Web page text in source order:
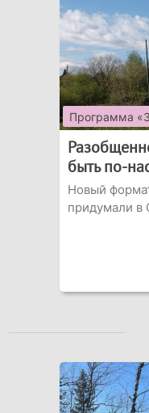
Программа
быть по-
Новый
придумали